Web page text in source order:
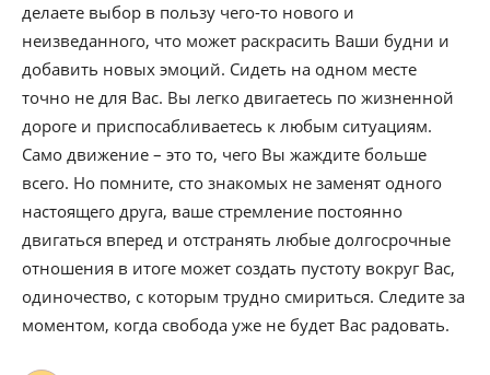
делаете выбор в пользу чего-то нового и
неизведанного, что может раскрасить Ваши будни и
добавить новых эмоций. Сидеть на одном месте
точно не для Вас. Вы легко двигаетесь по жизненной
дороге и приспосабливаетесь к любым ситуациям.
Само движение – это то, чего Вы жаждите больше
всего. Но помните, сто знакомых не заменят одного
настоящего друга, ваше стремление постоянно
двигаться вперед и отстранять любые долгосрочные
отношения в итоге может создать пустоту вокруг Вас,
одиночество, с которым трудно смириться. Следите за
моментом, когда свобода уже не будет Вас радовать.